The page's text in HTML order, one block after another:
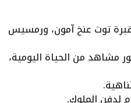
توت عنخ آمون، ورمسيس
مشاهد من الحياة اليومية،
لدفن الملوك.